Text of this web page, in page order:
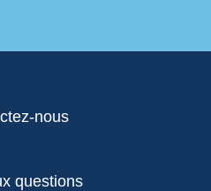
nous
questions